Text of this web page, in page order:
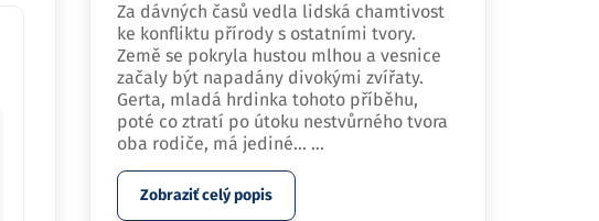
Za dávných časů vedla lidská chamtivost
ke konfliktu přírody s ostatními tvory.
Země se pokryla hustou mlhou a vesnice
začaly být napadány divokými zvířaty.
Gerta, mladá hrdinka tohoto příběhu,
poté co ztratí po útoku nestvůrného tvora
oba rodiče, má jediné… ...
Zobraziť celý popis